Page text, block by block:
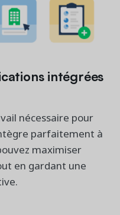
intégrées
nécessaire pour
parfaitement à
maximiser
en gardant une